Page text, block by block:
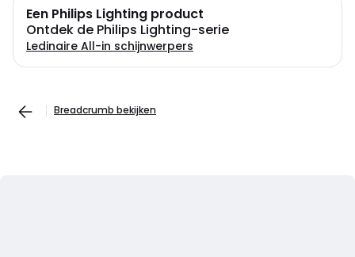
Een Philips Lighting product
Ontdek de Philips Lighting-serie
Ledinaire All-in schijnwerpers
Breadcrumb bekijken